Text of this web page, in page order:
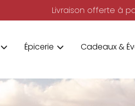
Livraison offerte à
Épicerie Cadeaux &